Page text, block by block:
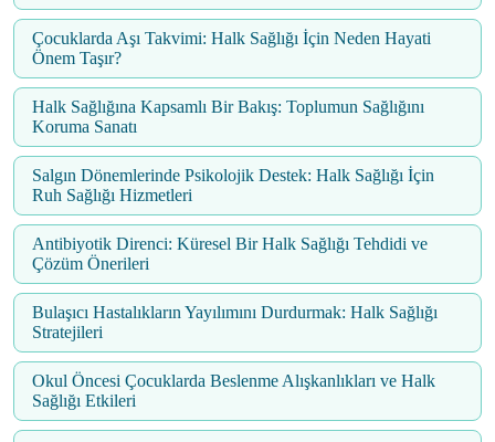
Çocuklarda Aşı Takvimi: Halk Sağlığı İçin Neden Hayati
Önem Taşır?
Halk Sağlığına Kapsamlı Bir Bakış: Toplumun Sağlığını
Koruma Sanatı
Salgın Dönemlerinde Psikolojik Destek: Halk Sağlığı İçin
Ruh Sağlığı Hizmetleri
Antibiyotik Direnci: Küresel Bir Halk Sağlığı Tehdidi ve
Çözüm Önerileri
Bulaşıcı Hastalıkların Yayılımını Durdurmak: Halk Sağlığı
Stratejileri
Okul Öncesi Çocuklarda Beslenme Alışkanlıkları ve Halk
Sağlığı Etkileri